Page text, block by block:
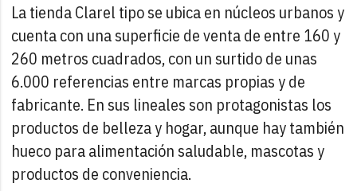
La tienda Clarel tipo se ubica en núcleos urbanos y
cuenta con una superficie de venta de entre 160 y
260 metros cuadrados, con un surtido de unas
6.000 referencias entre marcas propias y de
fabricante. En sus lineales son protagonistas los
productos de belleza y hogar, aunque hay también
hueco para alimentación saludable, mascotas y
productos de conveniencia.